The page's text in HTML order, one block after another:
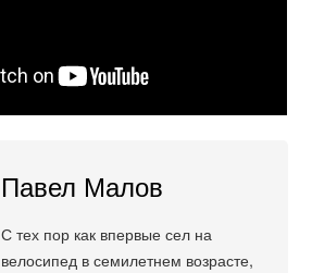
Павел Малов
С тех пор как впервые сел на
велосипед в семилетнем возрасте,